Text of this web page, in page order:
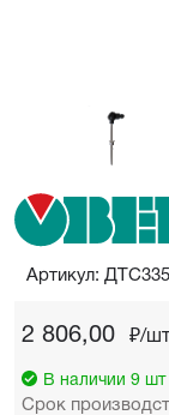
2 806,00 ₽/
В наличии 9 шт
Срок
Артикул: